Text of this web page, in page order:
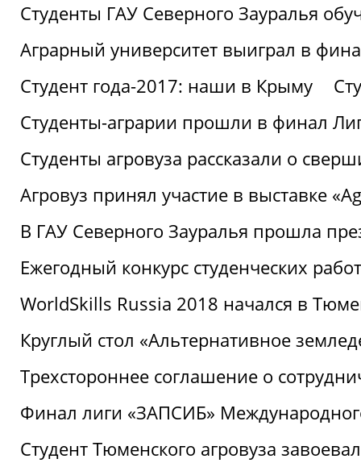
Студенты ГАУ Северного Зауралья
Аграрный университет выиграл в
Студент года-2017: наши в Крыму
Студенты-аграрии прошли в финал
Студенты агровуза рассказали о
Агровуз принял участие в выставке
В ГАУ Северного Зауралья прошла
Ежегодный конкурс студенческих
WorldSkills Russia 2018 начался в
Круглый стол «Альтернативное
Трехстороннее соглашение о
Финал лиги «ЗАПСИБ»
Студент Тюменского агровуза